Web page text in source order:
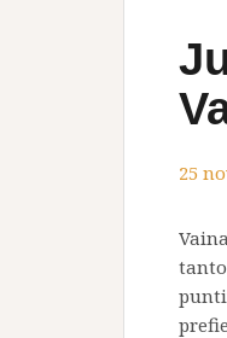
25